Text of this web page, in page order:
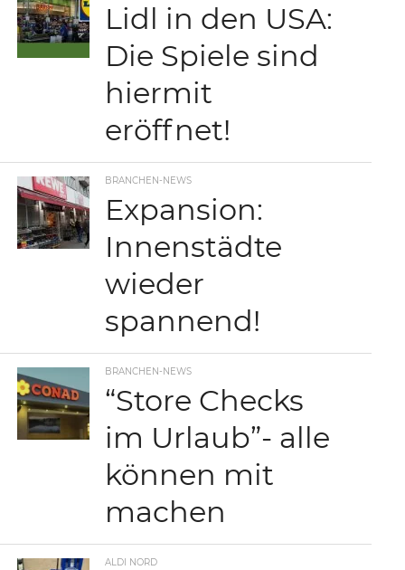
Lidl in den USA:
Die Spiele sind
hiermit
eröffnet!
BRANCHEN-NEWS
Expansion:
Innenstädte
wieder
spannend!
BRANCHEN-NEWS
“Store Checks
im Urlaub”- alle
können mit
machen
ALDI NORD